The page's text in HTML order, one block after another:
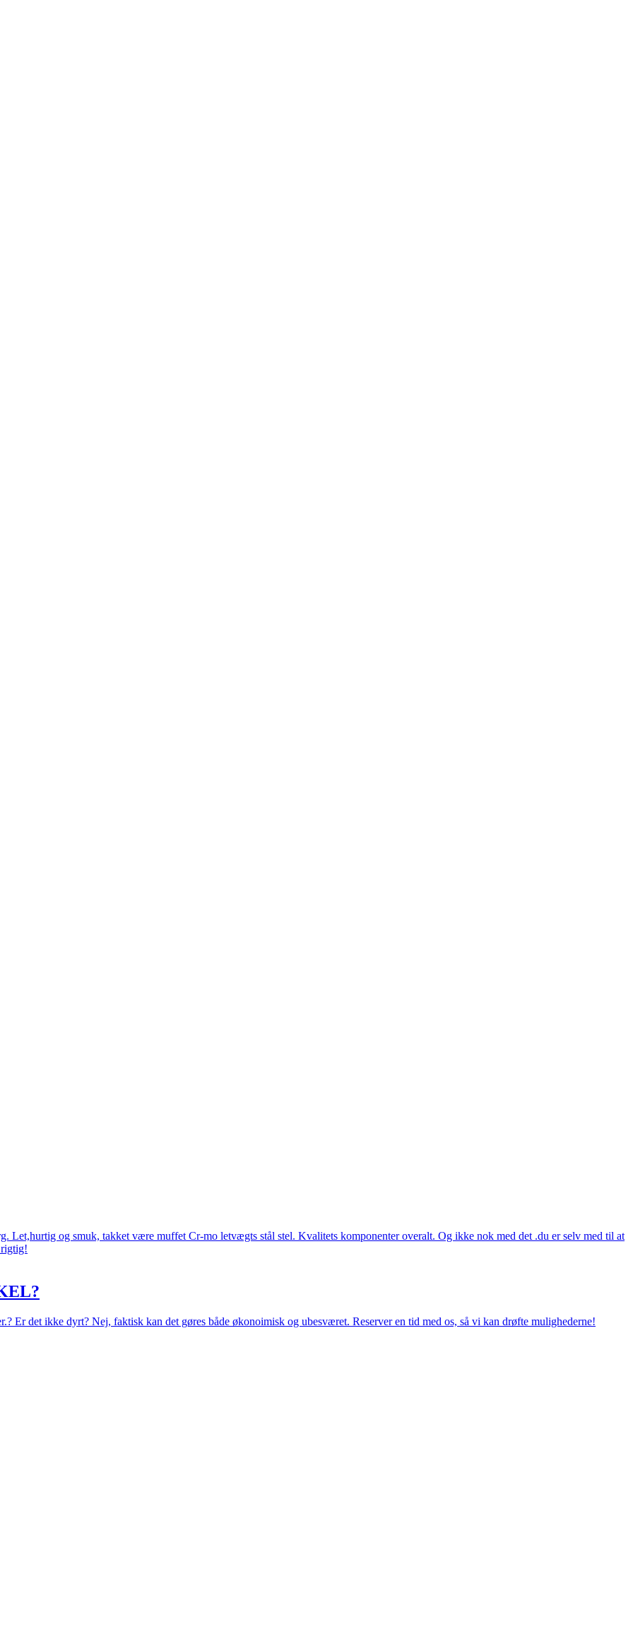
Let,hurtig og smuk, takket være muffet Cr-mo letvægts stål stel. Kvalitets komponenter overalt. Og ikke nok med det .du er selv med til at
rigtig!
Er det ikke dyrt? Nej, faktisk kan det gøres både økonoimisk og ubesværet. Reserver en tid med os, så vi kan drøfte mulighederne!